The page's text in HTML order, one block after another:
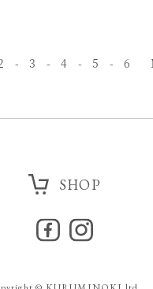
3 4 5 6
SHOP